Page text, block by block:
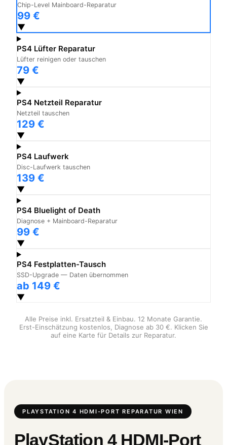
Chip-Level Mainboard-Reparatur
99 €
▼
PS4 Lüfter Reparatur
Lüfter reinigen oder tauschen
79 €
▼
PS4 Netzteil Reparatur
Netzteil tauschen
129 €
▼
PS4 Laufwerk
Disc-Laufwerk tauschen
139 €
▼
PS4 Bluelight of Death
Diagnose + Mainboard-Reparatur
99 €
▼
PS4 Festplatten-Tausch
SSD-Upgrade — Daten übernommen
ab 149 €
▼
Alle Preise inkl. Ersatzteil & Einbau. 12 Monate Garantie.
Erst-Einschätzung kostenlos, Diagnose ab 30 €. Klicken Sie
auf eine Karte für Details zur Reparatur.
PLAYSTATION 4 HDMI-PORT REPARATUR WIEN
PlayStation 4 HDMI-Port